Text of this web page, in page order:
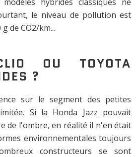
le niveau de pollution est
de CO2/km...
OU TOYOTA
?
sur le segment des petites
Si la Honda Jazz pouvait
de l'ombre, en réalité il n'en était
environnementales toujours
constructeurs se sont